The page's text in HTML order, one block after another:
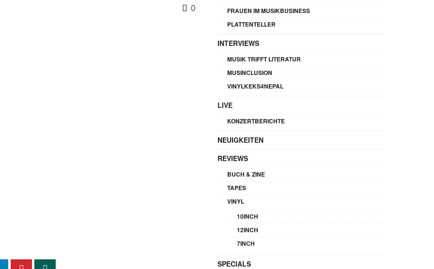
0
FRAUEN IM MUSIKBUSINESS
PLATTENTELLER
INTERVIEWS
MUSIK TRIFFT LITERATUR
MUSINCLUSION
VINYLKEKS4NEPAL
LIVE
KONZERTBERICHTE
NEUIGKEITEN
REVIEWS
BUCH & ZINE
TAPES
VINYL
10INCH
12INCH
7INCH
SPECIALS